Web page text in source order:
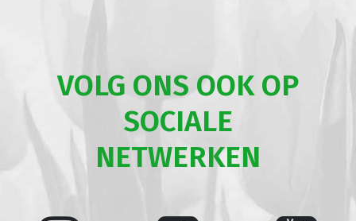
VOLG ONS OOK OP
SOCIALE
NETWERKEN